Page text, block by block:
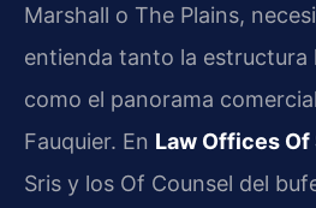
Marshall o The Plains,
entienda tanto la estructura
como el panorama
Fauquier. En Law Offices Of
Sris y los Of Counsel del